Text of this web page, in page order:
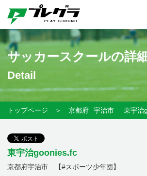
サッカースクールの詳
Detail
トップページ ＞ 京都府 宇治市 東宇治
東宇治goonies.fc
京都府宇治市 【#スポーツ少年団】